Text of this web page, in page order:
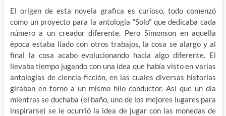
El origen de esta novela grafica es curioso, todo comenzó
como un proyecto para la antología “Solo” que dedicaba cada
número a un creador diferente. Pero Simonson en aquella
época estaba liado con otros trabajos, la cosa se alargo y al
final la cosa acabo evolucionando hacia algo diferente. El
llevaba tiempo jugando con una idea que había visto en varias
antologías de ciencia-ficción, en las cuales diversas historias
giraban en torno a un mismo hilo conductor. Así que un día
mientras se duchaba (el baño, uno de los mejores lugares para
inspirarse) se le ocurrió la idea de jugar con las monedas de